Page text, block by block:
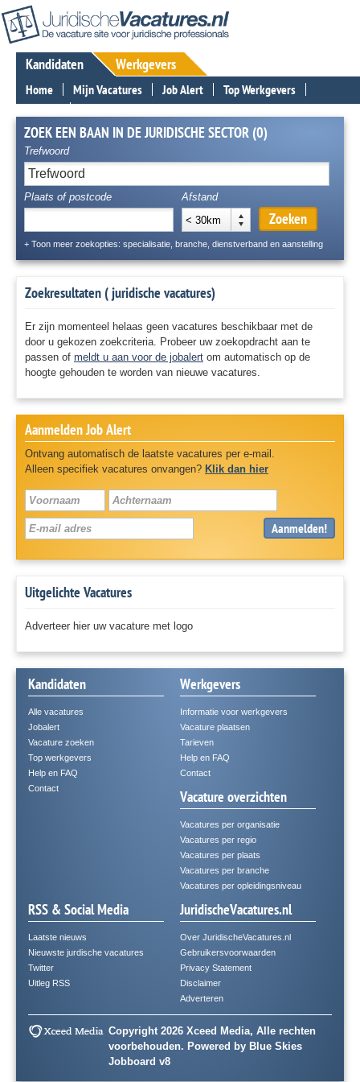
Kandidaten
Home Mijn Vacatures Job Alert
Top Werkgevers
Nieuws
Contact
Werkgevers
ZOEK EEN BAAN IN DE JURIDISCHE SECTOR (0)
Trefwoord
Plaats of postcode
Afstand
< 30km
Zoeken
+ Toon meer zoekopties: specialisatie, branche, dienstverband en aanstelling
Zoekresultaten (juridische vacatures)
Er zijn momenteel helaas geen vacatures beschikbaar met de
door u gekozen zoekcriteria. Probeer uw zoekopdracht aan te
passen of meldt u aan voor de jobalert om automatisch op de
hoogte gehouden te worden van nieuwe vacatures.
Aanmelden Job Alert
Ontvang automatisch de laatste vacatures per e-mail.
Alleen specifiek vacatures onvangen? Klik dan hier
Aanmelden!
Uitgelichte Vacatures
Adverteer hier uw vacature met logo
Kandidaten
Alle vacatures
Jobalert
Vacature zoeken
Top werkgevers
Help en FAQ
Contact
Werkgevers
Informatie voor werkgevers
Vacature plaatsen
Tarieven
Help en FAQ
Contact
Vacature overzichten
Vacatures per organisatie
Vacatures per regio
Vacatures per plaats
Vacatures per branche
Vacatures per opleidingsniveau
RSS & Social Media
Laatste nieuws
Nieuwste jurdische vacatures
Twitter
Uitleg RSS
JuridischeVacatures.nl
Over JuridischeVacatures.nl
Gebruikersvoorwaarden
Privacy Statement
Disclaimer
Adverteren
Copyright 2026 Xceed Media, Alle rechten
voorbehouden. Powered by Blue Skies
Jobboard v8